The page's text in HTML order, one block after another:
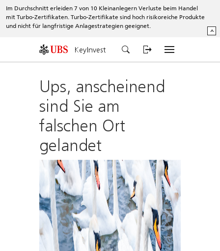
Im Durchschnitt erleiden 7 von 10 Kleinanlegern Verluste beim Handel
mit Turbo-Zertifikaten. Turbo-Zertifikate sind hoch risikoreiche Produkte
und nicht für langfristige Anlagestrategien geeignet.
^
KeyInvest
Ups, anscheinend
sind Sie am
falschen Ort
gelandet